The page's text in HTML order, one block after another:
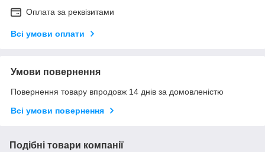
Оплата за реквізитами
Всі умови оплати
Умови повернення
Повернення товару впродовж 14 днів за домовленістю
Всі умови повернення
Подібні товари компанії